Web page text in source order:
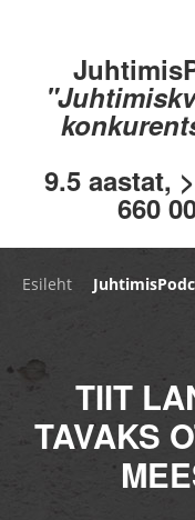
9.5 aastat,
660
Esileht
TIIT
TAVAKS